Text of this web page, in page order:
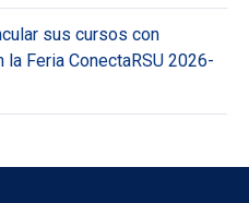
sus cursos con
Feria ConectaRSU 2026-